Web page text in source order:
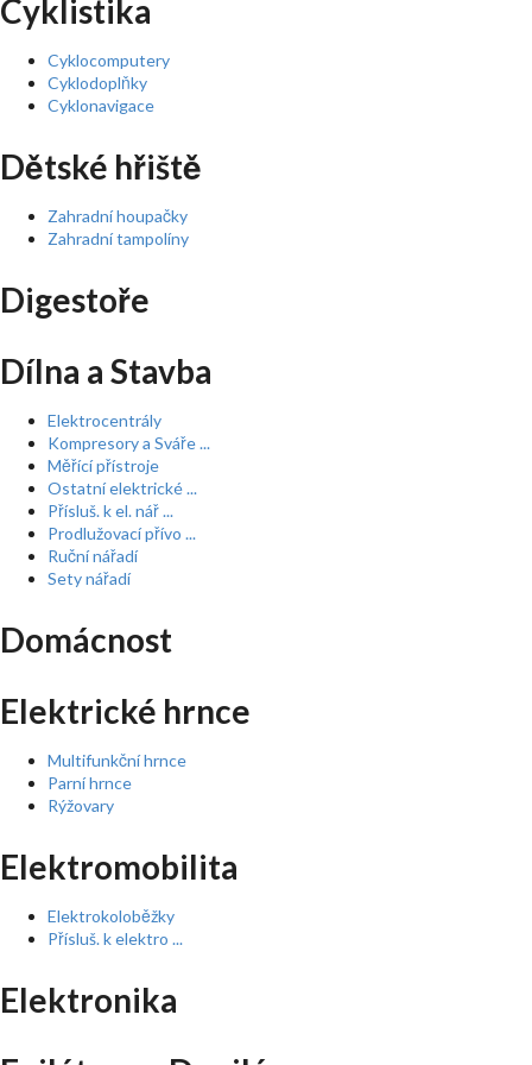
Cyklistika
Cyklocomputery
Cyklodoplňky
Cyklonavigace
Dětské hřiště
Zahradní houpačky
Zahradní tampolíny
Digestoře
Dílna a Stavba
Elektrocentrály
Kompresory a Sváře ...
Měřící přístroje
Ostatní elektrické ...
Přísluš. k el. nář ...
Prodlužovací přívo ...
Ruční nářadí
Sety nářadí
Domácnost
Elektrické hrnce
Multifunkční hrnce
Parní hrnce
Rýžovary
Elektromobilita
Elektrokoloběžky
Přísluš. k elektro ...
Elektronika